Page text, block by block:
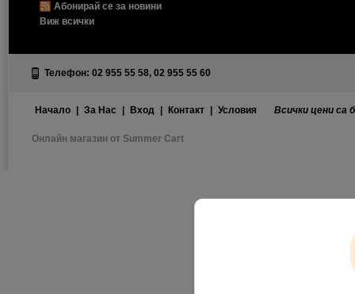
Абонирай се за новини
Виж всички
Телефон: 02 955 55 58, 02 955 55 60
Начало За Нас Вход Контакт Условия Всички цени са
Онлайн магазин от Summer Cart